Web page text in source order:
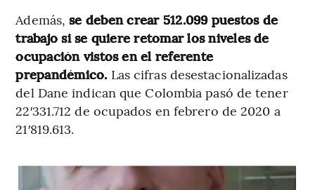
Además,se deben crear 512.099 puestos de
trabajo si se quiere retomar los niveles de
ocupación vistos en el referente
prepandémico. Las cifras desestacionalizadas
del Dane indican que Colombia pasó de tener
22′331.712 de ocupados en febrero de 2020 a
21′819.613.